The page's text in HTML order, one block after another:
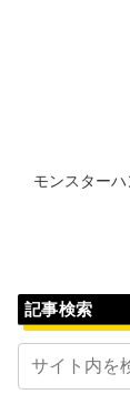
モンスター
記事検索